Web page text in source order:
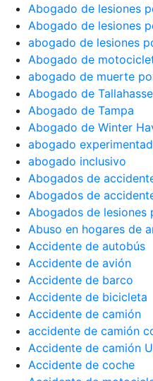
Abogado de lesiones
Abogado de lesiones
abogado de lesiones
Abogado de
abogado de muerte
Abogado de
Abogado de Tampa
Abogado de Winter
abogado
abogado inclusivo
Abogados de
Abogados de
Abogados de lesiones
Abuso en hogares de
Accidente de autobús
Accidente de avión
Accidente de barco
Accidente de bicicleta
Accidente de camión
accidente de camión
Accidente de camión
Accidente de coche